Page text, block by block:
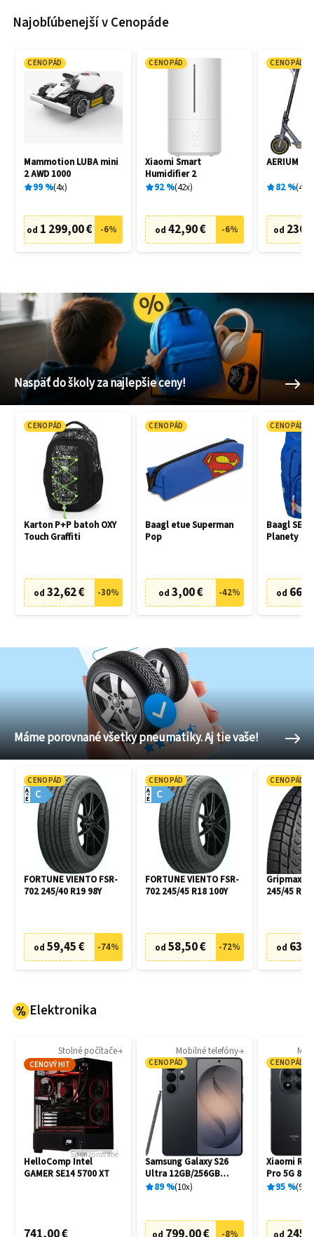
Najobľúbenejší v Cenopáde
CENOPÁD
Mammotion LUBA mini
2 AWD 1000
99% 4x
od 1 299,00 € -6%
CENOPÁD
Xiaomi Smart
Humidifier 2
92% 42x
od 42,90 € -6%
CENOPÁD
AERIUM
82% 44
od
Naspäť do školy za najlepšie ceny!
CENOPÁD
Karton P+P batoh OXY
Touch Graffiti
od 32,62 € -30%
CENOPÁD
Baagl etue Superman
Pop
od 3,00 € -42%
CENOPÁD
Baagl SET
Planety
od
Máme porovnané všetky pneumatiky. Aj tie vaše!
CENOPÁD
C
A
E
FORTUNE VIENTO FSR-
702 245/40 R19 98Y
od 59,45 € -74%
CENOPÁD
C
A
E
FORTUNE VIENTO FSR-
702 245/45 R18 100Y
od 58,50 € -72%
CENOPÁD
Gripmax
245/45 R18
od
Elektronika
Stolné počítače
CENOVÝ HIT
Sponzorované
HelloComp Intel
GAMER SE14 5700 XT
Mobilné telefóny
CENOPÁD
Samsung Galaxy S26
Ultra 12GB/256GB
S948B Black
89% 10x
-8%
CENOPÁD
Xiaomi
Pro 5G
Black
95% 94